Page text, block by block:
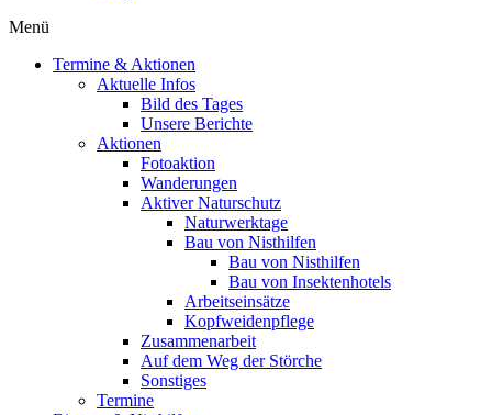
Menü
Termine & Aktionen
Aktuelle Infos
Bild des Tages
Unsere Berichte
Aktionen
Fotoaktion
Wanderungen
Aktiver Naturschutz
Naturwerktage
Bau von Nisthilfen
Bau von Nisthilfen
Bau von Insektenhotels
Arbeitseinsätze
Kopfweidenpflege
Zusammenarbeit
Auf dem Weg der Störche
Sonstiges
Termine